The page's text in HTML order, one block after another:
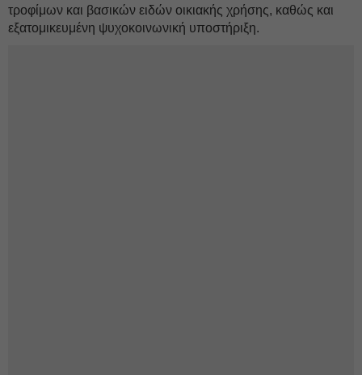
τροφίμων και βασικών ειδών οικιακής χρήσης, καθώς και
εξατομικευμένη ψυχοκοινωνική υποστήριξη.